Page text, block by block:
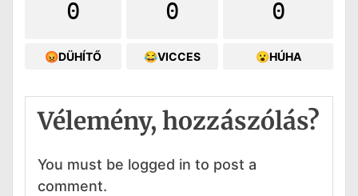
0
😡DÜHÍTŐ
0
😂VICCES
0
😮HÚHA
Vélemény, hozzászólás?
You must be logged in to post a
comment.